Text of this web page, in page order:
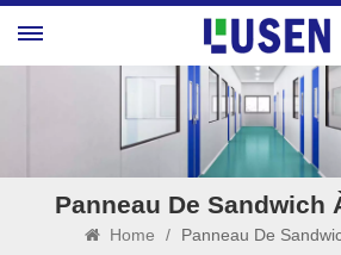
Panneau De Sandwich
Home / Panneau De